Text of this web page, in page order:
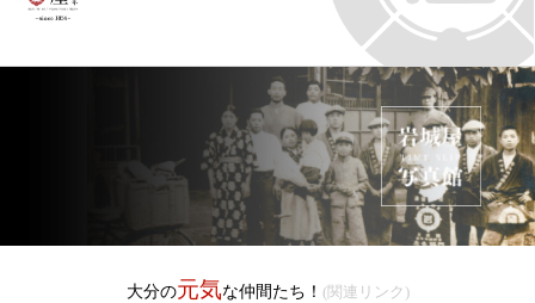
岩城屋
大分の元気な仲間たち！